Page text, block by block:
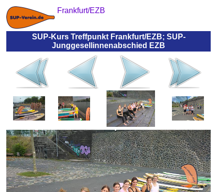
Frankfurt/EZB
SUP-Kurs Treffpunkt Frankfurt/EZB; SUP-
Junggesellinnenabschied EZB